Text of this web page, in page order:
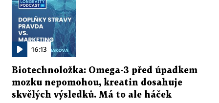
16:13
Biotechnoložka: Omega-3 před úpadkem
mozku nepomohou, kreatin dosahuje
skvělých výsledků. Má to ale háček